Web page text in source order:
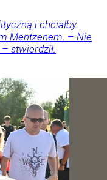
i chciałby
Mentzenem. – Nie
stwierdził.